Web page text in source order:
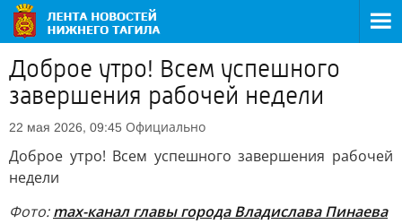
Доброе утро! Всем успешного
завершения рабочей недели
22 мая 2026, 09:45 Официально
Доброе утро! Всем успешного завершения рабочей
недели
Фото:max-канал главы города Владислава Пинаева